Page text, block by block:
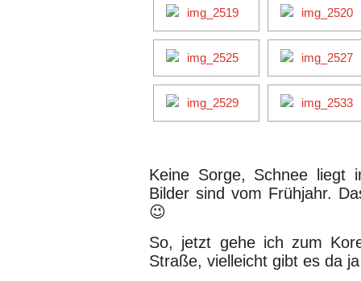
Keine Sorge, Schnee liegt
Bilder sind vom Frühjahr.
😉
So, jetzt gehe ich zum
Straße, vielleicht gibt es da